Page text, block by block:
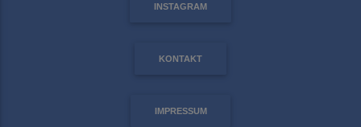
INSTAGRAM
KONTAKT
IMPRESSUM